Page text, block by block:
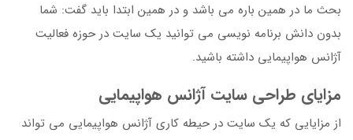
بحث ما در همین باره می باشد و در همین ابتدا باید گفت: شما
بدون دانش برنامه نویسی می توانید یک سایت در حوزه فعالیت
آژانس هواپیمایی داشته باشید.
مزایای طراحی سایت آژانس هواپیمایی
از مزایایی که یک سایت در حیطه کاری آژانس هواپیمایی می تواند